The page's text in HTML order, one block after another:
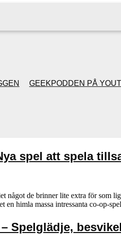
GEEKPODDEN PÅ
& FILIPH
GEEKPODDENS
JULSPECIALER 2013
spel att spela
något de brinner lite extra för som
en himla massa intressanta co-op-
Spelglädje,